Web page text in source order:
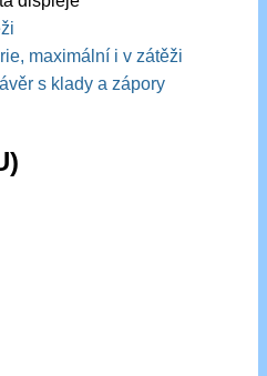
maximální i v zátěži
s klady a zápory